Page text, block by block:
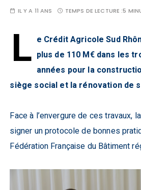
IL Y A 11 ANS TEMPS DE LECTURE :5
L e Crédit Agricole Sud
plus de 110 M€ dans les
années pour la
siège social et la rénovation de
Face à l’envergure de ces travaux,
signer un protocole de bonnes
Fédération Française du Bâtiment